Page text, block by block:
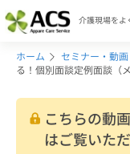
介護現場をよ
ホーム セミナー・動画
る！個別面談定例面談（
こちらの動
はご覧いた